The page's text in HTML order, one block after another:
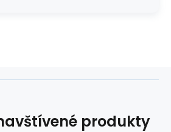
produkty